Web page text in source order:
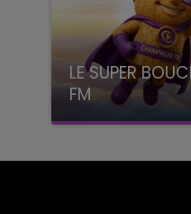
LE SUPER
FM
avec La Famille